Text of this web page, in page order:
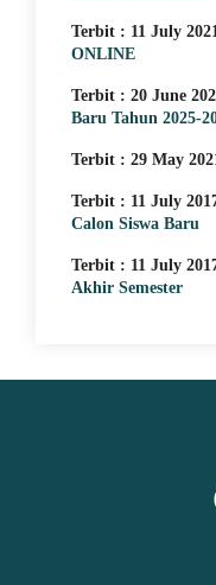
Terbit : 11 July
ONLINE
Terbit : 20 June
Baru Tahun 2025-
Terbit : 29 May
Terbit : 11 July
Calon Siswa Baru
Terbit : 11 July
Akhir Semester